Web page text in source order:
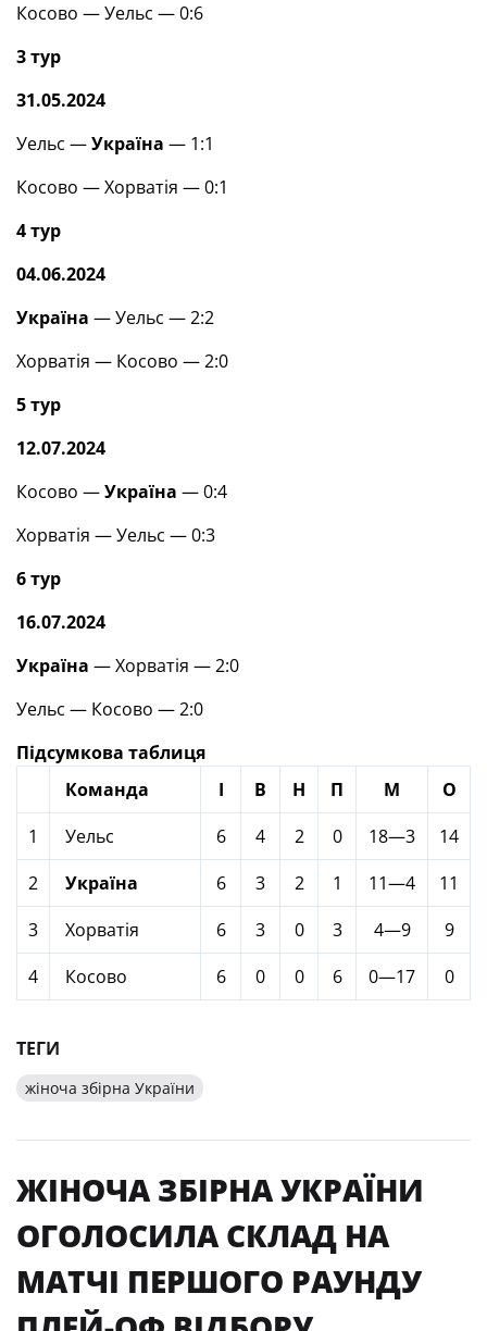
Косово — Уельс — 0:6
3 тур
31.05.2024
Уельс —Україна — 1:1
Косово — Хорватія — 0:1
4 тур
04.06.2024
Україна — Уельс — 2:2
Хорватія — Косово — 2:0
5 тур
12.07.2024
Косово —Україна — 0:4
Хорватія — Уельс — 0:3
6 тур
16.07.2024
Україна — Хорватія — 2:0
Уельс — Косово — 2:0
Підсумкова таблиця
Команда
І В Н П М
О
1
Уельс 6 4 2 0 18—3
14
2
Україна 6 3 2 1 11—4
11
3
Хорватія 6 3 0 3 4—9
9
4
Косово 6 0 0 6 0—17 0
ТЕГИ
жіноча збірна України
ЖІНОЧА ЗБІРНА УКРАЇНИ
ОГОЛОСИЛА СКЛАД НА
МАТЧІ ПЕРШОГО РАУНДУ